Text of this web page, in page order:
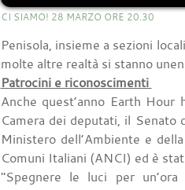
CI SIAMO! 28 MARZO ORE 20.30
Penisola, insieme a sezioni
molte altre realtà si stanno
Patrocini e riconoscimenti
Anche quest’anno Earth
Camera dei deputati, il Senato
Ministero dell’Ambiente e
Comuni Italiani (ANCI) ed è
"Spegnere le luci per